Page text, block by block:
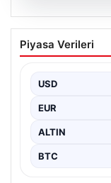
06.08.2026
Yurt
Söndürme
göre, yaz
Piyasa Verileri
USD
EUR
ALTIN
BTC